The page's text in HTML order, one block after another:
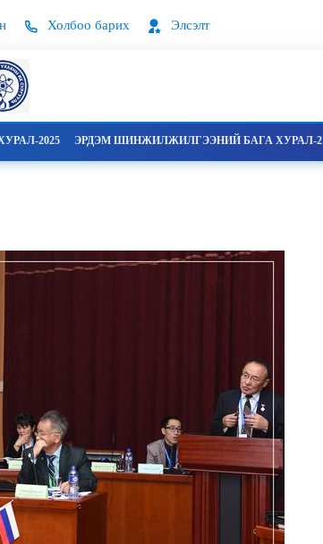
Холбоо барих Элсэлт
2025 ЭРДЭМ ШИНЖИЛЖИЛГЭЭНИЙ БАГА ХУРАЛ-2